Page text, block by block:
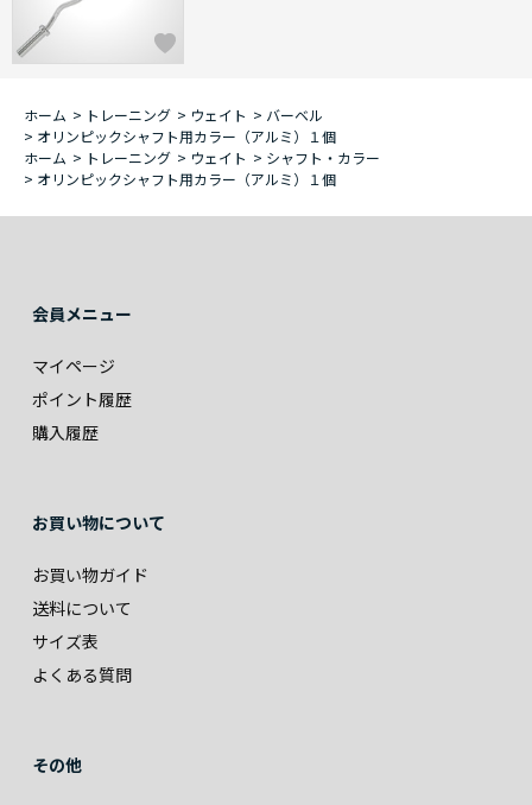
ホーム > トレーニング > ウェイト > バーベル
> オリンピックシャフト用カラー（アルミ）１個
ホーム > トレーニング > ウェイト > シャフト・カラー
> オリンピックシャフト用カラー（アルミ）１個
会員メニュー
マイページ
ポイント履歴
購入履歴
お買い物について
お買い物ガイド
送料について
サイズ表
よくある質問
その他